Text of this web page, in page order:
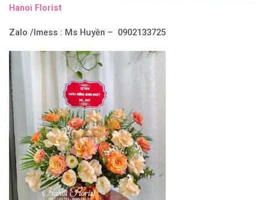
Hanoi Florist
Zalo /Imess : Ms Huyền – 0902133725